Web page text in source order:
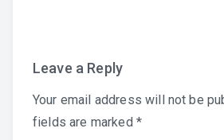
Leave a Reply
Your email address will not be
fields are marked *